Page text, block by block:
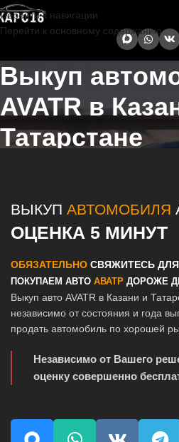
Перейти к навигации
Перейти к основному содержанию
Выкуп
AVATR в
Татарстане
ВЫКУП АВТОМОБИЛЯ
ОЦЕНКА 5 МИНУТ
ОБЯЗАТЕЛЬНО СВЯЖИТЕСЬ
ПОКУПАЕМ АВТО АВАТР ДОРОЖЕ
Выкуп авто AVATR в Казани и
независимо от состояния и года
продать автомобиль по хорошей
Независимо от Вашего
оценку совершенно